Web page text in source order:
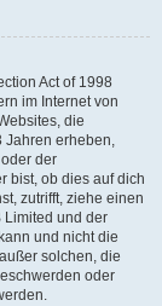
Act of 1998
im Internet von
die
Jahren erheben,
der
bist, ob dies auf dich
zutrifft, ziehe einen
Limited und der
und nicht die
solchen, die
oder